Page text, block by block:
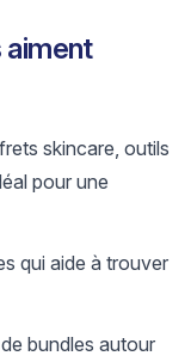
aiment
skincare, outils
pour une
qui aide à trouver
bundles autour